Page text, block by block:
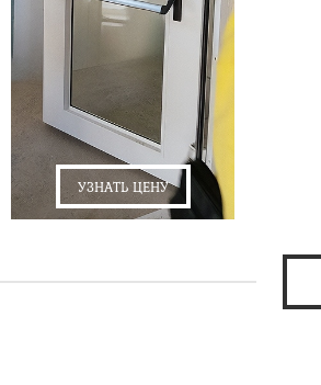
УЗНАТЬ ЦЕНУ